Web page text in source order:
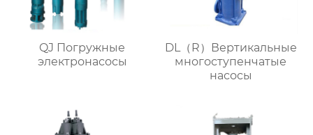
QJ Погружные
электронасосы
DL（R）Вертикальные
многоступенчатые
насосы